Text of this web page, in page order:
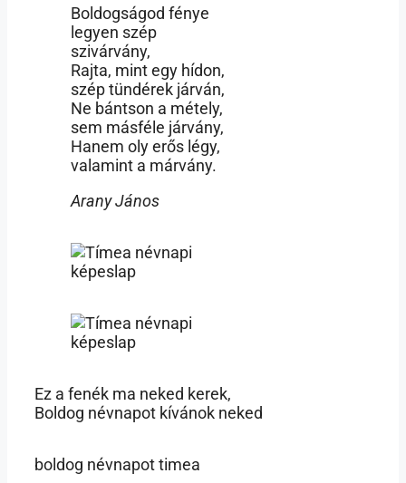
Boldogságod fénye
legyen szép
szivárvány,
Rajta, mint egy hídon,
szép tündérek járván,
Ne bántson a métely,
sem másféle járvány,
Hanem oly erős légy,
valamint a márvány.
Arany János
Ez a fenék ma neked kerek,
Boldog névnapot kívánok neked
boldog névnapot timea